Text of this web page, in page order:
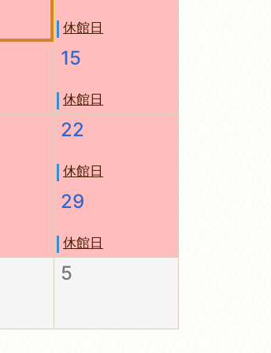
休館日
15
休館日
22
休館日
29
休館日
5